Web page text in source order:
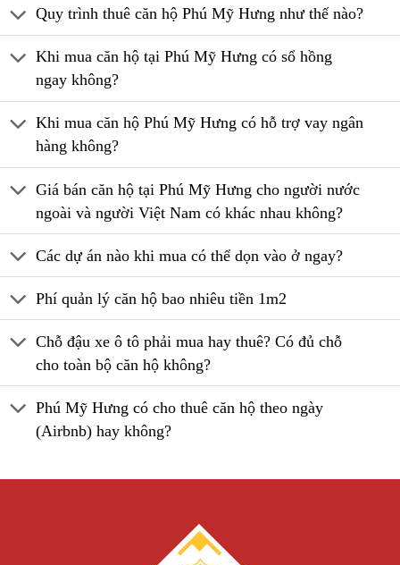
Quy trình thuê căn hộ Phú Mỹ Hưng như thế nào?
Khi mua căn hộ tại Phú Mỹ Hưng có sổ hồng
ngay không?
Khi mua căn hộ Phú Mỹ Hưng có hỗ trợ vay ngân
hàng không?
Giá bán căn hộ tại Phú Mỹ Hưng cho người nước
ngoài và người Việt Nam có khác nhau không?
Các dự án nào khi mua có thể dọn vào ở ngay?
Phí quản lý căn hộ bao nhiêu tiền 1m2
Chỗ đậu xe ô tô phải mua hay thuê? Có đủ chỗ
cho toàn bộ căn hộ không?
Phú Mỹ Hưng có cho thuê căn hộ theo ngày
(Airbnb) hay không?